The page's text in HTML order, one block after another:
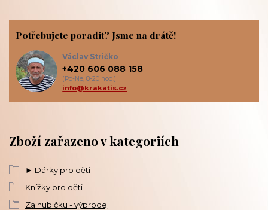
Zboží zařazeno v kategoriích
► Dárky pro děti
Knížky pro děti
Za hubičku - výprodej
Potřebujete poradit? Jsme na drátě!
Václav Stričko
+420 606 088 158
(Po-Ne, 8-20 hod.)
info@krakatis.cz